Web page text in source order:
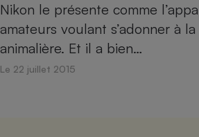
Nikon le présente comme
amateurs voulant s’adonner à
animalière. Et il a bien…
Le 22 juillet 2015